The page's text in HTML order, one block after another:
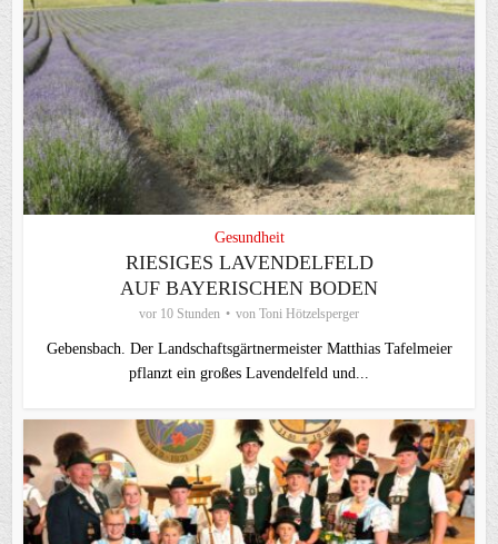
Gesundheit
RIESIGES LAVENDELFELD
AUF BAYERISCHEN BODEN
vor 10 Stunden von Toni Hötzelsperger
Gebensbach. Der Landschaftsgärtnermeister Matthias Tafelmeier
pflanzt ein großes Lavendelfeld und...